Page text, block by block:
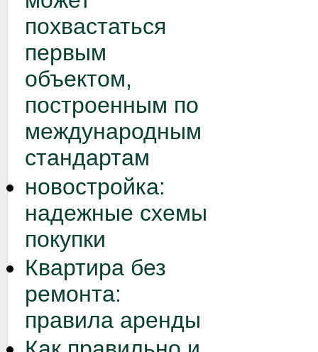
похвастаться
первым
объектом,
построенным по
международным
стандартам
новостройка:
надежные схемы
покупки
Квартира без
ремонта:
правила аренды